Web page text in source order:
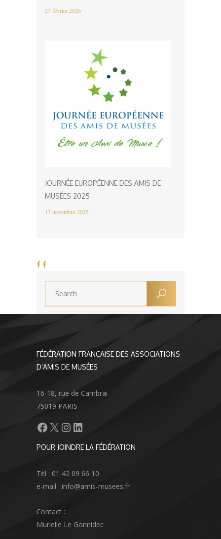
27 février 2026
JOURNÉE EUROPÉENNE DES AMIS DE
MUSÉES 2025
17 novembre 2025
FÉDÉRATION FRANÇAISE DES ASSOCIATIONS
D’AMIS DE MUSÉES
16-18, rue de Cambrai
75019 PARIS
Facebook
X Instagram
LinkedIn
POUR JOINDRE LA FÉDÉRATION
Tél : 01 42 09 66 10
e-mail : info@amis-musees.fr
Contact :
Murielle Le Gonnidec